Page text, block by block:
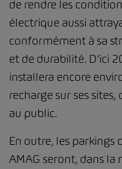
de rendre les
électrique aussi
conformément à sa
et de durabilité. D’ici
installera encore
recharge sur ses
au public.
En outre, les parkings
AMAG seront, dans la